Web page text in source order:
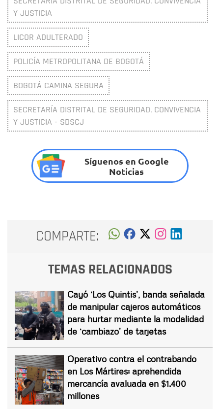
Y JUSTICIA
LICOR ADULTERADO
POLICÍA METROPOLITANA DE BOGOTÁ
BOGOTÁ CAMINA SEGURA
SECRETARÍA DISTRITAL DE SEGURIDAD, CONVIVENCIA
Y JUSTICIA - SDSCJ
Síguenos en Google
Noticias
COMPARTE:
TEMAS RELACIONADOS
Cayó ‘Los Quintis’, banda señalada
de manipular cajeros automáticos
para hurtar mediante la modalidad
de ‘cambiazo’ de tarjetas
Operativo contra el contrabando
en Los Mártires: aprehendida
mercancía avaluada en $1.400
millones